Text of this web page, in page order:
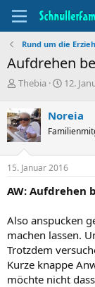
Rund um die
Aufdrehen
T
e
m
e
n
s
t
r
e
r
Thebia
B
i
n
d
a
u
12.
Noreia
15. Januar 2016
AW: Aufdrehen
Also anspucken
machen lassen.
Trotzdem
Kurze knappe
möchte nicht